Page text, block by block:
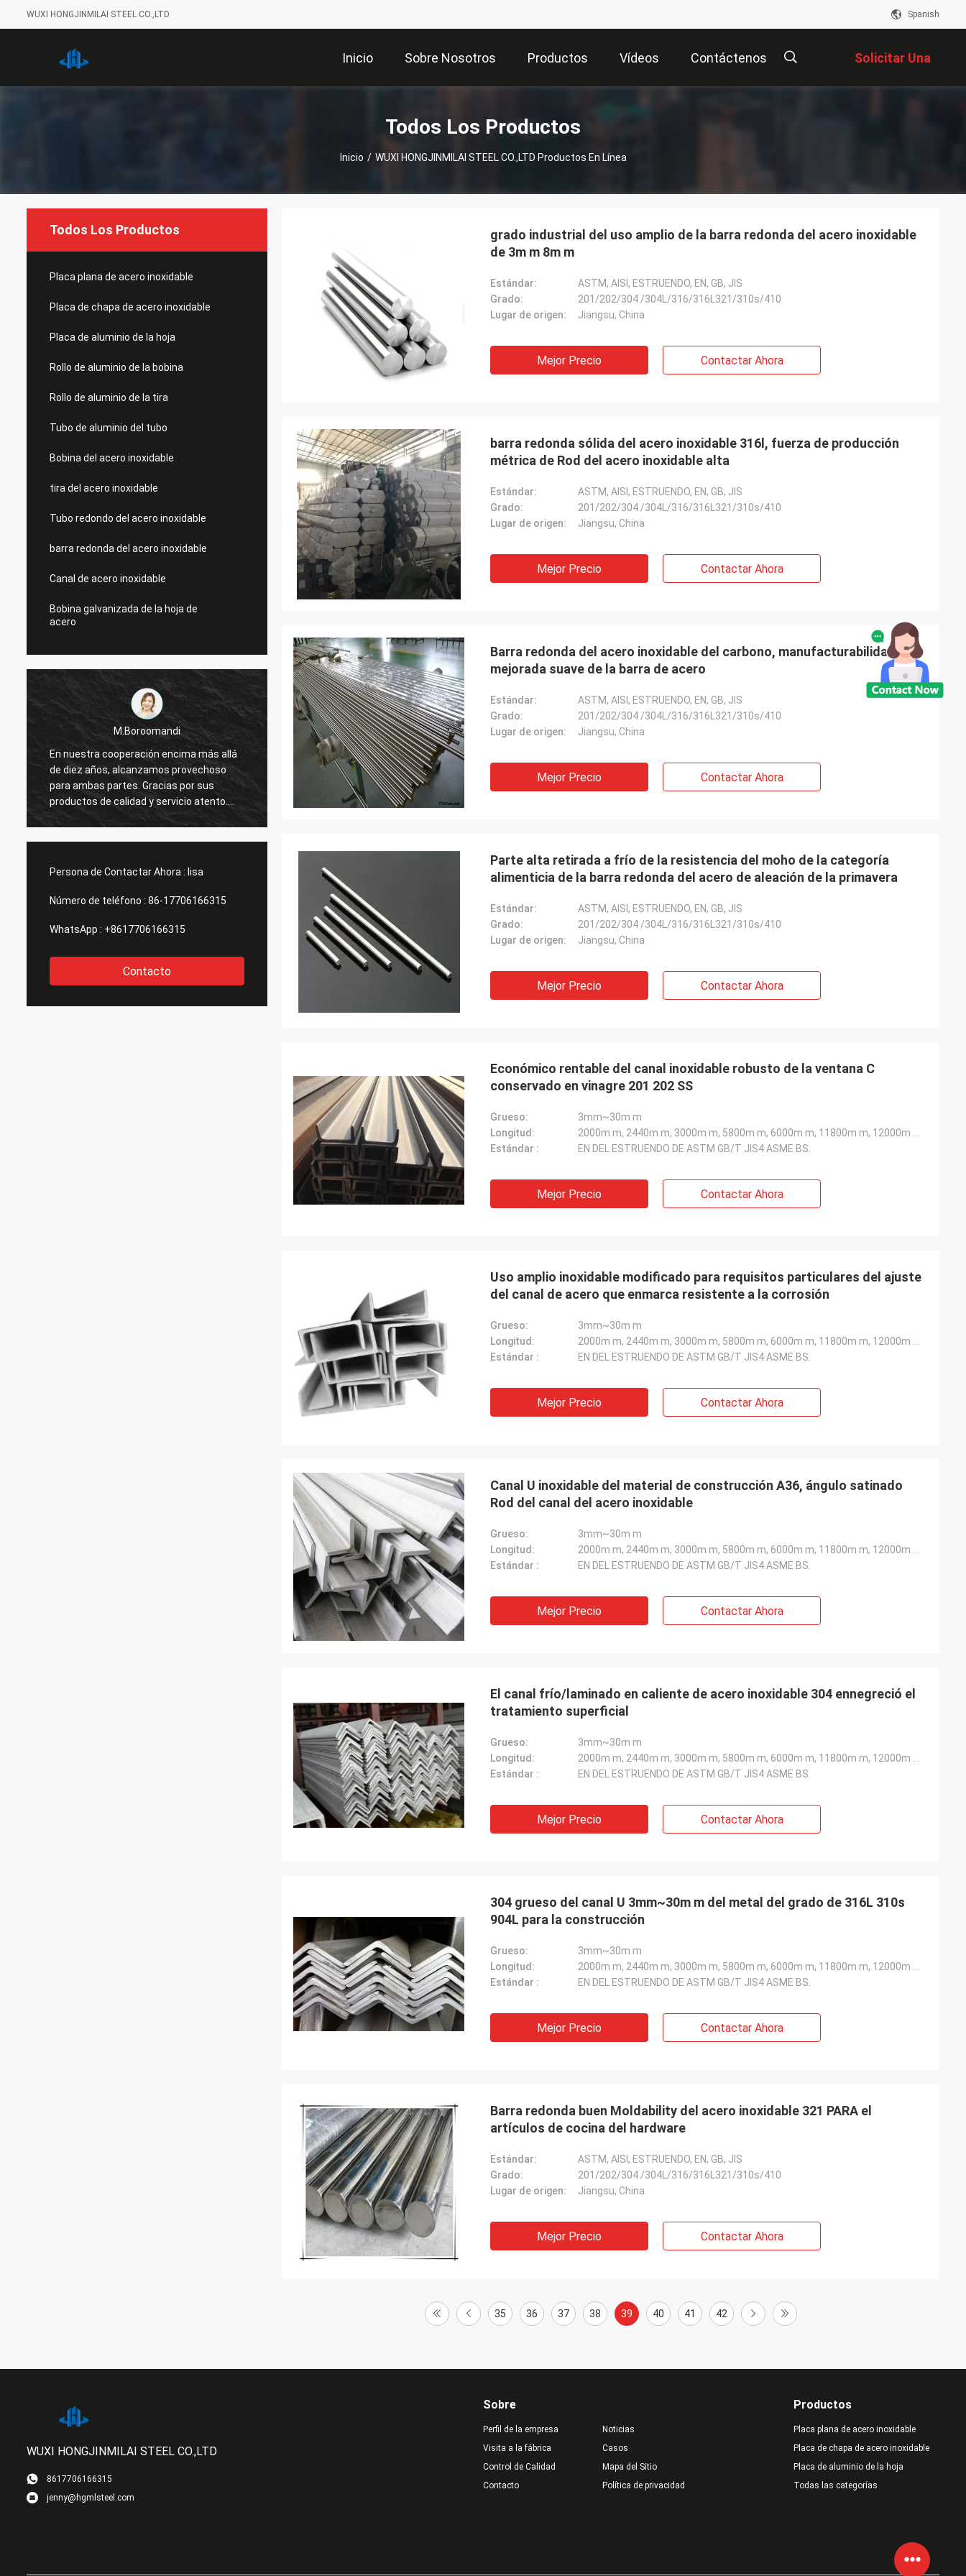
WUXI HONGJINMILAI STEEL CO.,LTD Spanish
Inicio Sobre Nosotros Productos Vídeos Contáctenos Solicitar Una
Cotización
Todos Los Productos
Inicio / WUXI HONGJINMILAI STEEL CO.,LTD Productos En Línea
Todos Los Productos
Placa plana de acero inoxidable
Placa de chapa de acero inoxidable
Placa de aluminio de la hoja
Rollo de aluminio de la bobina
Rollo de aluminio de la tira
Tubo de aluminio del tubo
Bobina del acero inoxidable
tira del acero inoxidable
Tubo redondo del acero inoxidable
barra redonda del acero inoxidable
Canal de acero inoxidable
Bobina galvanizada de la hoja de
acero
M.Boroomandi
En nuestra cooperación encima más allá
de diez años, alcanzamos provechoso
para ambas partes. Gracias por sus
productos de calidad y servicio atento.
Nuestro negocio tiene grande
M.Boroomandi
En nuestra cooperación encima más allá
de diez años, alcanzamos provechoso
para ambas partes. Gracias por sus
productos de calidad y servicio atento.
Persona de Contactar Ahora : lisa
Número de teléfono : 86-17706166315
WhatsApp : +8617706166315
Contacto
grado industrial del uso amplio de la barra redonda del acero inoxidable
de 3m m 8m m
Estándar:
ASTM, AISI, ESTRUENDO, EN, GB, JIS
Grado:
201/202/304 /304L/316/316L321/310s/410
Lugar de origen:
Jiangsu, China
Mejor Precio Contactar Ahora
barra redonda sólida del acero inoxidable 316l, fuerza de producción
métrica de Rod del acero inoxidable alta
Estándar:
ASTM, AISI, ESTRUENDO, EN, GB, JIS
Grado:
201/202/304 /304L/316/316L321/310s/410
Lugar de origen:
Jiangsu, China
Mejor Precio Contactar Ahora
Barra redonda del acero inoxidable del carbono, manufacturabilidad
mejorada suave de la barra de acero
Estándar:
ASTM, AISI, ESTRUENDO, EN, GB, JIS
Grado:
201/202/304 /304L/316/316L321/310s/410
Lugar de origen:
Jiangsu, China
Mejor Precio Contactar Ahora
Parte alta retirada a frío de la resistencia del moho de la categoría
alimenticia de la barra redonda del acero de aleación de la primavera
Estándar:
ASTM, AISI, ESTRUENDO, EN, GB, JIS
Grado:
201/202/304 /304L/316/316L321/310s/410
Lugar de origen:
Jiangsu, China
Mejor Precio Contactar Ahora
Económico rentable del canal inoxidable robusto de la ventana C
conservado en vinagre 201 202 SS
Grueso:
3mm~30m m
Longitud:
Estándar :
EN DEL ESTRUENDO DE ASTM GB/T JIS4 ASME BS.
Mejor Precio Contactar Ahora
Uso amplio inoxidable modificado para requisitos particulares del ajuste
del canal de acero que enmarca resistente a la corrosión
Grueso:
3mm~30m m
Longitud:
Estándar :
EN DEL ESTRUENDO DE ASTM GB/T JIS4 ASME BS.
Mejor Precio Contactar Ahora
Canal U inoxidable del material de construcción A36, ángulo satinado
Rod del canal del acero inoxidable
Grueso:
3mm~30m m
Longitud:
Estándar :
EN DEL ESTRUENDO DE ASTM GB/T JIS4 ASME BS.
Mejor Precio Contactar Ahora
El canal frío/laminado en caliente de acero inoxidable 304 ennegreció el
tratamiento superficial
Grueso:
3mm~30m m
Longitud:
Estándar :
EN DEL ESTRUENDO DE ASTM GB/T JIS4 ASME BS.
Mejor Precio Contactar Ahora
304 grueso del canal U 3mm~30m m del metal del grado de 316L 310s
904L para la construcción
Grueso:
3mm~30m m
Longitud:
Estándar :
EN DEL ESTRUENDO DE ASTM GB/T JIS4 ASME BS.
Mejor Precio Contactar Ahora
Barra redonda buen Moldability del acero inoxidable 321 PARA el
artículos de cocina del hardware
Estándar:
ASTM, AISI, ESTRUENDO, EN, GB, JIS
Grado:
201/202/304 /304L/316/316L321/310s/410
Lugar de origen:
Jiangsu, China
Mejor Precio Contactar Ahora
35 36 37 38 39 40 41 42
WUXI HONGJINMILAI STEEL CO.,LTD
8617706166315
jenny@hgmlsteel.com
Sobre
Perfil de la empresa
Visita a la fábrica
Control de Calidad
Contacto
Noticias
Casos
Mapa del Sitio
Política de privacidad
Productos
Placa plana de acero inoxidable
Placa de chapa de acero inoxidable
Placa de aluminio de la hoja
Todas las categorías